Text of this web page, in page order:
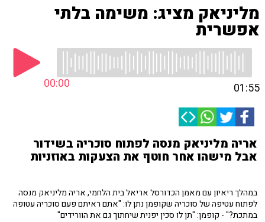
מליניאק מציג: משימה בלתי
אפשרית
00:00 01:55
אריה מליניאק מנסה לפתוח סוכריה בשידור
אבל מישהו אחר חוטף את הצעקות באוזניות
במהלך ריאיון עם מאמן הכדורסל אריאל בית הלחמי, אריה מליניאק מנסה
לפתוח עטיפה של סוכריה שקופמן נתן לו: "אתם ראיתם פעם סוכריה עטופה
במתכת?" - קופמן: "תן לו סכין יפנית שיחתוך גם את הוורידים"